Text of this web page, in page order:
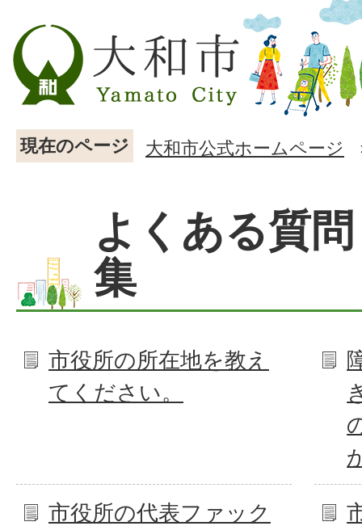
現在のページ 大和市公式ホームページ
よくある質
集
市役所の所在地を教え
てください。
市役所の代表ファック